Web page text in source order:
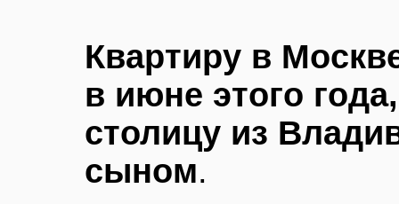
Квартиру в
в июне этого
столицу из
сыном.